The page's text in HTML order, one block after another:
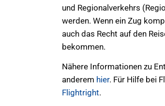
und Regionalverkehrs
werden. Wenn ein Zug
auch das Recht auf den
bekommen.
Nähere Informationen zu
anderem hier. Für Hilfe bei
Flightright.